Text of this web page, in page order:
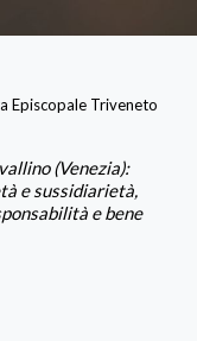
Episcopale Triveneto
(Venezia):
e sussidiarietà,
e bene